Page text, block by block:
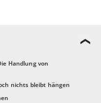
Handlung von
nichts bleibt hängen